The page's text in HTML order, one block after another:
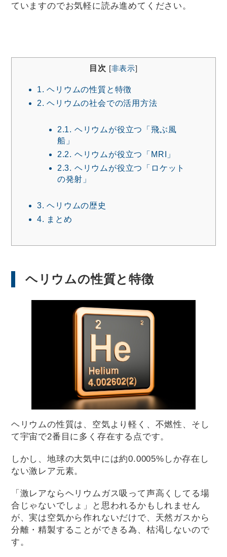
ていますのでお気軽に読み進めてください。
目次 [非表示]
1. ヘリウムの性質と特徴
2. ヘリウムの社会での活用方法
2.1. ヘリウムが役立つ「飛ぶ風
船」
2.2. ヘリウムが役立つ「MRI」
2.3. ヘリウムが役立つ「ロケット
の発射」
3. ヘリウムの歴史
4. まとめ
ヘリウムの性質と特徴
ヘリウムの性質は、空気より軽く、不燃性、そし
て宇宙で2番目に多く存在する点です。
しかし、地球の大気中には約0.0005%しか存在し
ない激レア元素。
「激レアならヘリウムガス吸って声高くしてる場
合じゃないでしょ」と思われるかもしれません
が、実は空気から作れないだけで、天然ガスから
分離・精製することができる為、枯渇しないので
す。